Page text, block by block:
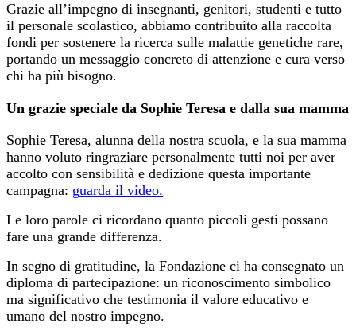
Grazie all’impegno di insegnanti, genitori, studenti e tutto
il personale scolastico, abbiamo contribuito alla raccolta
fondi per sostenere la ricerca sulle malattie genetiche rare,
portando un messaggio concreto di attenzione e cura verso
chi ha più bisogno.
Un grazie speciale da Sophie Teresa e dalla sua mamma
Sophie Teresa, alunna della nostra scuola, e la sua mamma
hanno voluto ringraziare personalmente tutti noi per aver
accolto con sensibilità e dedizione questa importante
campagna: guarda il video.
Le loro parole ci ricordano quanto piccoli gesti possano
fare una grande differenza.
In segno di gratitudine, la Fondazione ci ha consegnato un
diploma di partecipazione: un riconoscimento simbolico
ma significativo che testimonia il valore educativo e
umano del nostro impegno.